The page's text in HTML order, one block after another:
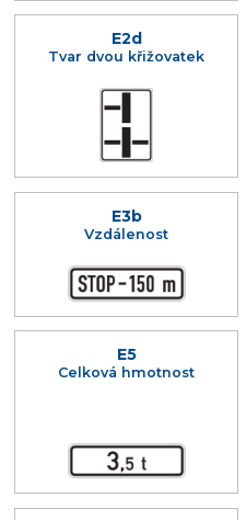
E2d
Tvar dvou křižovatek
E3b
Vzdálenost
E5
Celková hmotnost